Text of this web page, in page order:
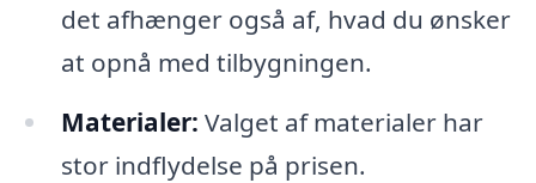
det afhænger også af, hvad du ønsker
at opnå med tilbygningen.
Materialer: Valget af materialer har
stor indflydelse på prisen.